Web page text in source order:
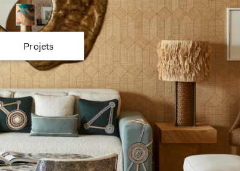
Projets